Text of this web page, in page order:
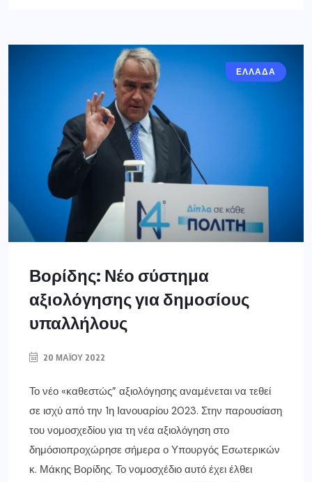
ΕΛΛΑΔΑ
Βορίδης: Νέο σύστημα
αξιολόγησης για δημοσίους
υπαλλήλους
20 ΜΑΪ́ΟΥ 2022
Το νέο «καθεστώς” αξιολόγησης αναμένεται να τεθεί
σε ισχύ από την 1η Ιανουαρίου 2023. Στην παρουσίαση
του νομοσχεδίου για τη νέα αξιολόγηση στο
δημόσιοπροχώρησε σήμερα ο Υπουργός Εσωτερικών
κ. Μάκης Βορίδης. Το νομοσχέδιο αυτό έχει έλθει